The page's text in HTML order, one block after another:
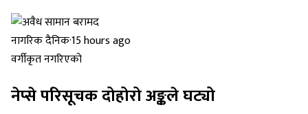
नागरिक दैनिक·15 hours ago
वर्गीकृत नगरिएको
नेप्से परिसूचक दोहोरो अङ्कले घट्यो